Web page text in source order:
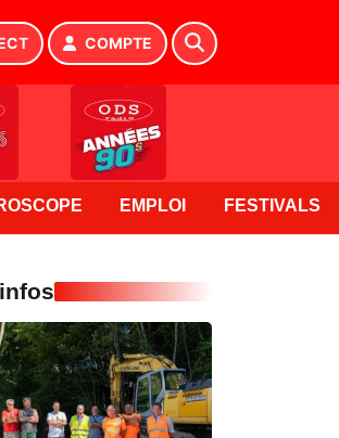
COMPTE
EMPLOI FESTIVALS